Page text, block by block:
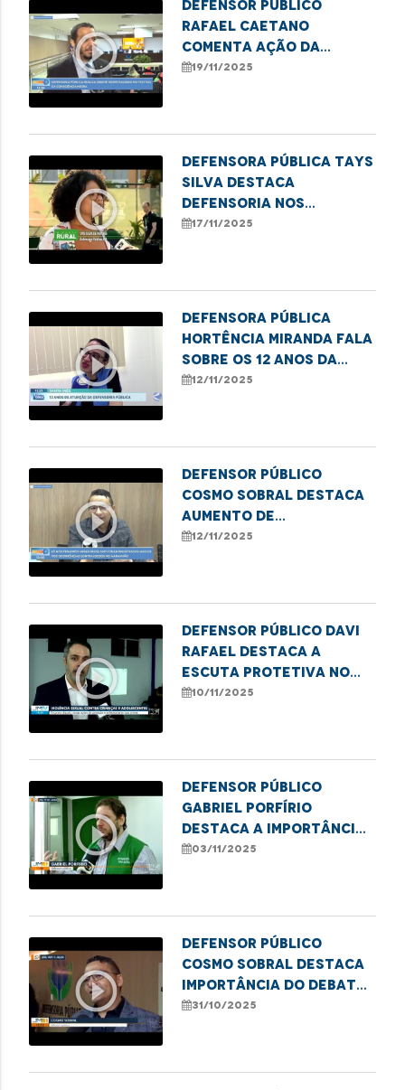
play_circle_outline
Defensor público
Rafael Caetano
comenta ação da
DPE/MA no II Festival da
19/11/2025
play_circle_outline
Defensora pública Tays
Silva destaca
Defensoria nos
Babaçuais durante a
17/11/2025
play_circle_outline
Defensora Pública
Hortência Miranda fala
sobre os 12 anos da
DPE/MA em Santa Inês
12/11/2025
play_circle_outline
Defensor Público
Cosmo Sobral destaca
aumento de
atendimentos por
12/11/2025
play_circle_outline
Defensor Público Davi
Rafael destaca a
escuta protetiva no
combate à violência
10/11/2025
play_circle_outline
Defensor público
Gabriel Porfírio
destaca a importância
da Semana Nacional da
03/11/2025
play_circle_outline
Defensor público
Cosmo Sobral destaca
importância do debate
sobre o uso medicinal
31/10/2025